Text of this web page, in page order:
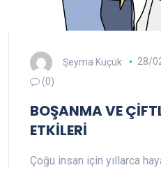
Şeyma Küçük 28/
(0)
BOŞANMA VE
ETKİLERİ
Çoğu insan için yıllarca